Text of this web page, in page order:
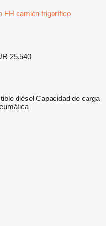
FH camión frigorífico
25.540
diésel Capacidad de carga